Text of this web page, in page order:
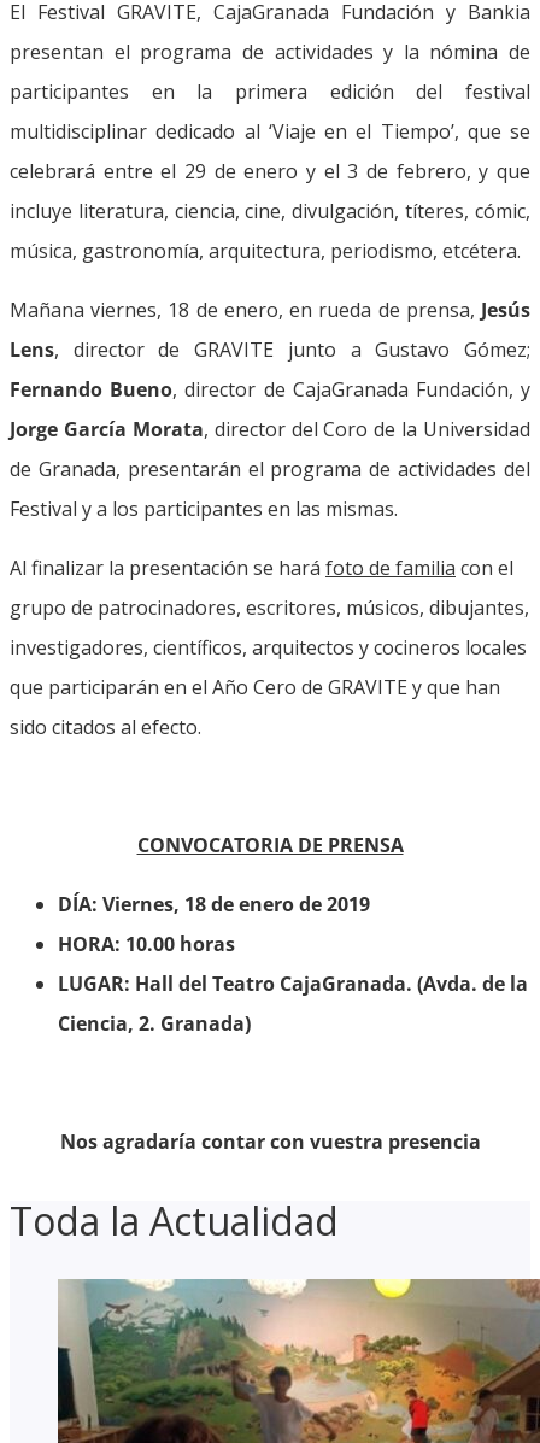
El Festival GRAVITE, CajaGranada Fundación y Bankia
presentan el programa de actividades y la nómina de
participantes en la primera edición del festival
multidisciplinar dedicado al ‘Viaje en el Tiempo’, que se
celebrará entre el 29 de enero y el 3 de febrero, y que
incluye literatura, ciencia, cine, divulgación, títeres, cómic,
música, gastronomía, arquitectura, periodismo, etcétera.
Mañana viernes, 18 de enero, en rueda de prensa, Jesús
Lens, director de GRAVITE junto a Gustavo Gómez;
Fernando Bueno, director de CajaGranada Fundación, y
Jorge García Morata, director del Coro de la Universidad
de Granada, presentarán el programa de actividades del
Festival y a los participantes en las mismas.
Al finalizar la presentación se hará foto de familia con el
grupo de patrocinadores, escritores, músicos, dibujantes,
investigadores, científicos, arquitectos y cocineros locales
que participarán en el Año Cero de GRAVITE y que han
sido citados al efecto.
CONVOCATORIA DE PRENSA
DÍA: Viernes, 18 de enero de 2019
HORA: 10.00 horas
LUGAR: Hall del Teatro CajaGranada. (Avda. de la
Ciencia, 2. Granada)
Nos agradaría contar con vuestra presencia
Toda la Actualidad